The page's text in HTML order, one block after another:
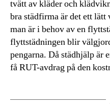
tvätt av kläder och
bra städfirma är det ett
man är i behov av en
flyttstädningen blir
pengarna. Då städhjälp är
få RUT-avdrag på den